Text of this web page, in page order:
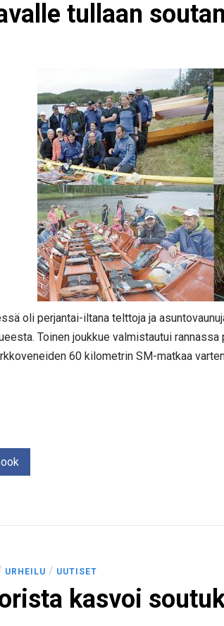
tullaan
oli perjantai-iltana telttoja ja
Toinen joukkue valmistautui
60 kilometrin SM-matkaa
URHEILU / UUTISET
kasvoi